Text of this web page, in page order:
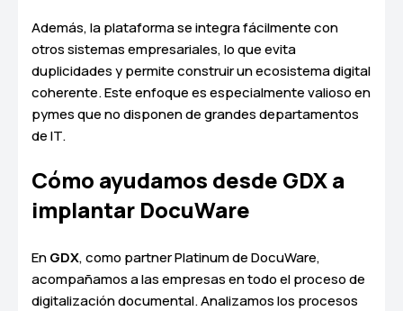
Además, la plataforma se integra fácilmente con
otros sistemas empresariales, lo que evita
duplicidades y permite construir un ecosistema digital
coherente. Este enfoque es especialmente valioso en
pymes que no disponen de grandes departamentos
de IT.
Cómo ayudamos desde GDX a
implantar DocuWare
EnGDX, como partner Platinum de DocuWare,
acompañamos a las empresas en todo el proceso de
digitalización documental. Analizamos los procesos